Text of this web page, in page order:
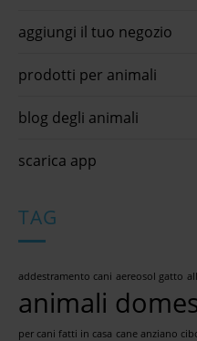
aggiungi il tuo negozio
prodotti per animali
blog degli animali
scarica app
TAG
addestramento cani aereosol gatto
animali
per cani fatti in casa cane anziano